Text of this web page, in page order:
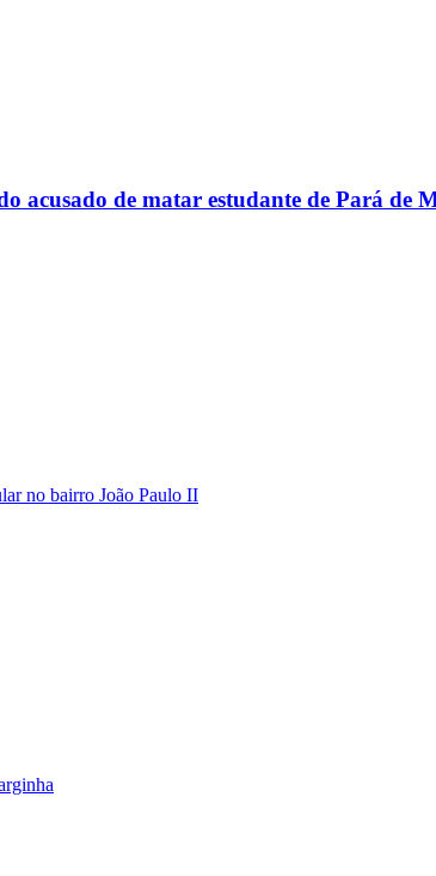
acusado de matar estudante de Pará de
no bairro João Paulo II